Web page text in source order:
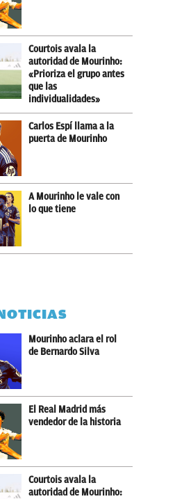
Courtois avala la
autoridad de Mourinho:
«Prioriza el grupo antes
que las
individualidades»
Carlos Espí llama a la
puerta de Mourinho
A Mourinho le vale con
lo que tiene
Mourinho aclara el rol
de Bernardo Silva
El Real Madrid más
vendedor de la historia
Courtois avala la
autoridad de Mourinho: